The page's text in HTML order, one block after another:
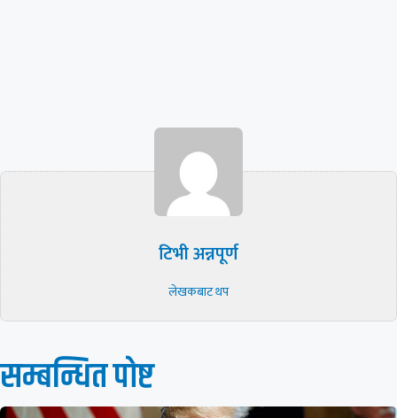
टिभी अन्नपूर्ण
लेखकबाट थप
सम्बन्धित पाेष्ट